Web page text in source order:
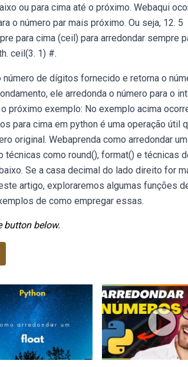
ou para cima até o próximo. Webaqui
o número par mais próximo. Ou seja, 12. 5
para cima (ceil) para arredondar sempre
ceil(3. 1) #.
de dígitos fornecido e retorna o
ele arredonda o número para o
próximo exemplo: No exemplo acima
para cima em python é uma operação útil
original. Webaprenda como arredondar
técnicas como round(), format() e técnicas
Se a casa decimal do lado direito for
artigo, exploraremos algumas funções
de como empregar essas.
button below.